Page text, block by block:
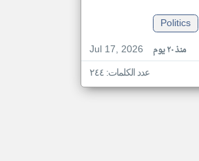
Politics
Jul 17, 2026
منذ ٢٠ يوم
عدد الكلمات: ٢٤٤